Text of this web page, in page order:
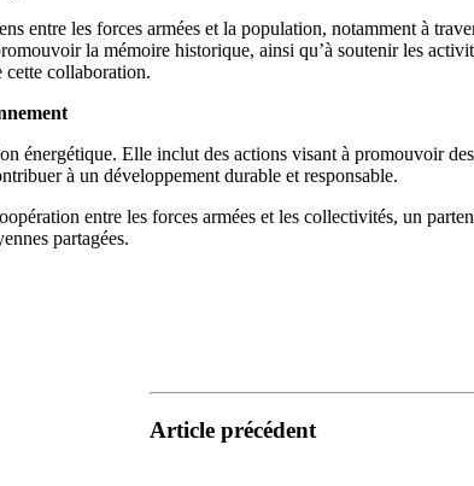
entre les forces armées et la population, notamment à
la mémoire historique, ainsi qu’à soutenir les
cette collaboration.
Elle inclut des actions visant à promouvoir
à un développement durable et responsable.
entre les forces armées et les collectivités, un
partagées.
Article précédent